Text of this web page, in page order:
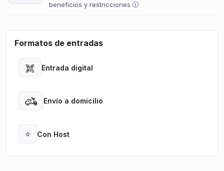
beneficios y restricciones
Formatos de entradas
Entrada digital
Open
Envío a domicilio
Open
⭐ Con Host
Open